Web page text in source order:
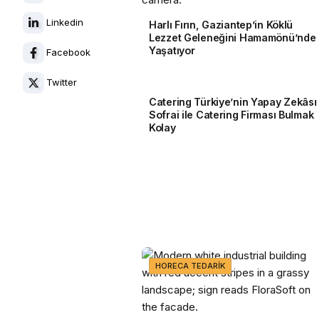
Linkedin
Facebook
Twitter
Harlı Fırın, Gaziantep’in Köklü
Lezzet Geleneğini Hamamönü’nde
Yaşatıyor
CATERING
Catering Türkiye’nin Yapay Zekâsı
Sofrai ile Catering Firması Bulmak
Kolay
HORECA TEDARIK